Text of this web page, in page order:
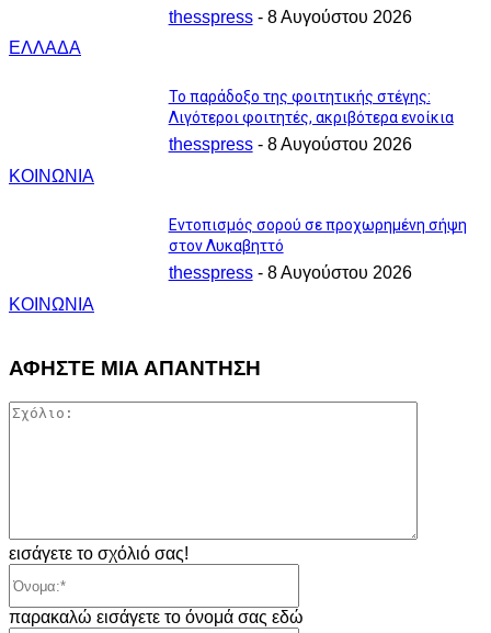
ΕΛΛΑΔΑ
thesspress - 8 Αυγούστου 2026
ΚΟΙΝΩΝΙΑ
Το παράδοξο της φοιτητικής στέγης:
Λιγότεροι φοιτητές, ακριβότερα ενοίκια
thesspress - 8 Αυγούστου 2026
ΚΟΙΝΩΝΙΑ
Εντοπισμός σορού σε προχωρημένη σήψη
στον Λυκαβηττό
thesspress - 8 Αυγούστου 2026
ΑΦΗΣΤΕ ΜΙΑ ΑΠΑΝΤΗΣΗ
εισάγετε το σχόλιό σας!
παρακαλώ εισάγετε το όνομά σας εδώ